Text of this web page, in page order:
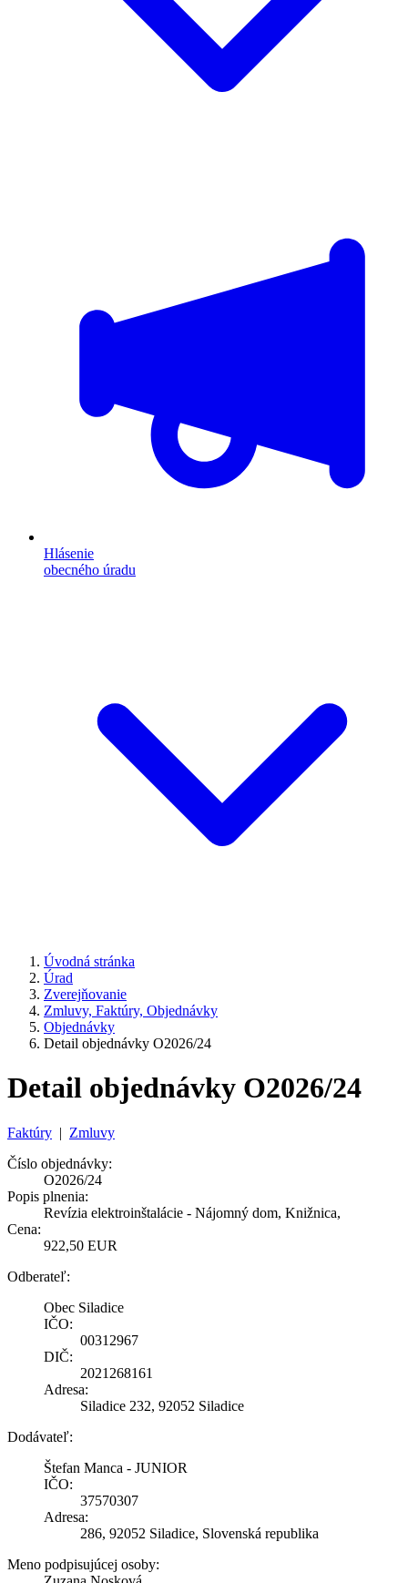
Hlásenie
obecného úradu
Úvodná stránka
Úrad
Zverejňovanie
Zmluvy, Faktúry, Objednávky
Objednávky
Detail objednávky O2026/24
Detail objednávky O2026/24
Faktúry | Zmluvy
Číslo objednávky:
O2026/24
Popis plnenia:
Revízia elektroinštalácie - Nájomný dom, Knižnica,
Cena:
922,50 EUR
Odberateľ:
Obec Siladice
IČO:
00312967
DIČ:
2021268161
Adresa:
Siladice 232, 92052 Siladice
Dodávateľ:
Štefan Manca - JUNIOR
IČO:
37570307
Adresa:
286, 92052 Siladice, Slovenská republika
Meno podpisujúcej osoby: